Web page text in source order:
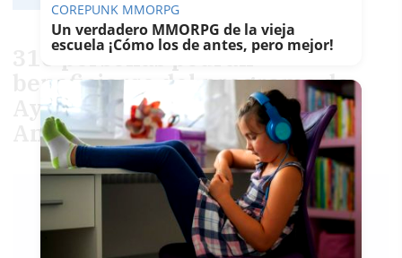
310 personas podrán
beneficiarse del programa de
Ayuda a la Contratación de
Andalucía
JORGE
MIRÓ
28/10/2016
COREPUNK MMORPG
Un verdadero MMORPG de la vieja
escuela ¡Cómo los de antes, pero mejor!